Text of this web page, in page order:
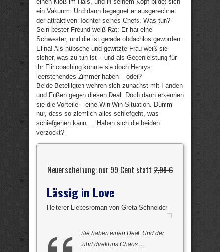
einen Kloß im Hals, und in seinem Kopf bildet sich
ein Vakuum. Und dann begegnet er ausgerechnet
der attraktiven Tochter seines Chefs. Was tun?
Sein bester Freund weiß Rat: Er hat eine
Schwester, und die ist gerade obdachlos geworden:
Elina! Als hübsche und gewitzte Frau weiß sie
sicher, was zu tun ist – und als Gegenleistung für
ihr Flirtcoaching könnte sie doch Henrys
leerstehendes Zimmer haben – oder?
Beide Beteiligten wehren sich zunächst mit Händen
und Füßen gegen diesen Deal. Doch dann erkennen
sie die Vorteile – eine Win-Win-Situation. Dumm
nur, dass so ziemlich alles schiefgeht, was
schiefgehen kann … Haben sich die beiden
verzockt?
Neuerscheinung: nur 99 Cent statt 2,99 €
Lässig in Love
Heiterer Liebesroman von Greta Schneider
Sie haben einen Deal. Und der
führt direkt ins Chaos …